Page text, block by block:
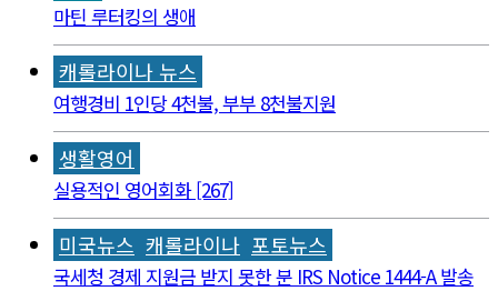
마틴 루터킹의 생애
캐롤라이나 뉴스
여행경비 1인당 4천불, 부부 8천불지원
생활영어
실용적인 영어회화 [267]
미국뉴스 캐롤라이나 포토뉴스
국세청 경제 지원금 받지 못한 분 IRS Notice 1444-A 발송